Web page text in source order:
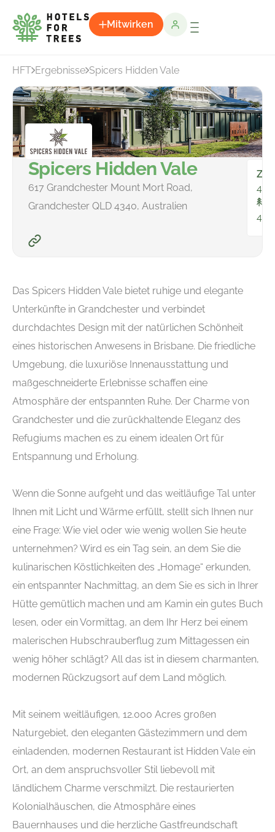
Mitwirken
HFT Ergebnisse Spicers Hidden Vale
Spicers Hidden Vale
617 Grandchester Mount Mort Road,
Grandchester QLD 4340, Australien
44
42
Das Spicers Hidden Vale bietet ruhige und elegante
Unterkünfte in Grandchester und verbindet
durchdachtes Design mit der natürlichen Schönheit
eines historischen Anwesens in Brisbane. Die friedliche
Umgebung, die luxuriöse Innenausstattung und
maßgeschneiderte Erlebnisse schaffen eine
Atmosphäre der entspannten Ruhe. Der Charme von
Grandchester und die zurückhaltende Eleganz des
Refugiums machen es zu einem idealen Ort für
Entspannung und Erholung.
Wenn die Sonne aufgeht und das weitläufige Tal unter
Ihnen mit Licht und Wärme erfüllt, stellt sich Ihnen nur
eine Frage: Wie viel oder wie wenig wollen Sie heute
unternehmen? Wird es ein Tag sein, an dem Sie die
kulinarischen Köstlichkeiten des „Homage“ erkunden,
ein entspannter Nachmittag, an dem Sie es sich in Ihrer
Hütte gemütlich machen und am Kamin ein gutes Buch
lesen, oder ein Vormittag, an dem Ihr Herz bei einem
malerischen Hubschrauberflug zum Mittagessen ein
wenig höher schlägt? All das ist in diesem charmanten,
modernen Rückzugsort auf dem Land möglich.
Mit seinem weitläufigen, 12.000 Acres großen
Naturgebiet, den eleganten Gästezimmern und dem
einladenden, modernen Restaurant ist Hidden Vale ein
Ort, an dem anspruchsvoller Stil liebevoll mit
ländlichem Charme verschmilzt. Die restaurierten
Kolonialhäuschen, die Atmosphäre eines
Bauernhauses und die herzliche Gastfreundschaft